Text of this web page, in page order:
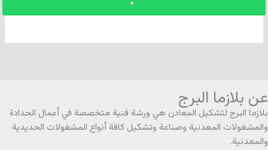
عن بلازما البرج
بلازما البرج لتشكيل المعادن هي ورشة فنية متخصصة في أعمال الحدادة
والمشغولات المعدنية وصناعة وتشكيل كافة أنواع المشغولات الحديدية
والمعدنية.